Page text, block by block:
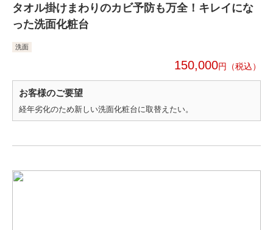
タオル掛けまわりのカビ予防も万全！キレイにな
った洗面化粧台
洗面
150,000円
お客様のご要望
経年劣化のため新しい洗面化粧台に取替えたい。